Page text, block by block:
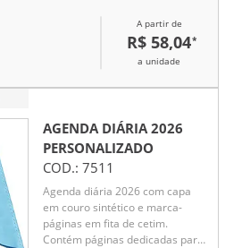
A partir de
R$ 58,04*
a unidade
AGENDA DIÁRIA 2026
PERSONALIZADO
COD.: 7511
Agenda diária 2026 com capa
em couro sintético e marca-
páginas em fita de cetim.
Contém páginas dedicadas para